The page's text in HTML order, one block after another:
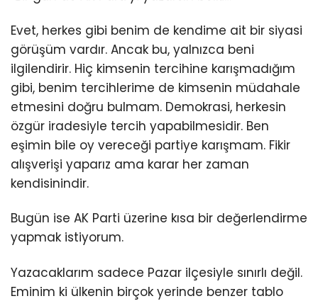
Evet, herkes gibi benim de kendime ait bir siyasi
görüşüm vardır. Ancak bu, yalnızca beni
ilgilendirir. Hiç kimsenin tercihine karışmadığım
gibi, benim tercihlerime de kimsenin müdahale
etmesini doğru bulmam. Demokrasi, herkesin
özgür iradesiyle tercih yapabilmesidir. Ben
eşimin bile oy vereceği partiye karışmam. Fikir
alışverişi yaparız ama karar her zaman
kendisinindir.
Bugün ise AK Parti üzerine kısa bir değerlendirme
yapmak istiyorum.
Yazacaklarım sadece Pazar ilçesiyle sınırlı değil.
Eminim ki ülkenin birçok yerinde benzer tablo